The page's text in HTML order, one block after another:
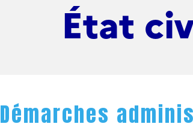
État
Démarches